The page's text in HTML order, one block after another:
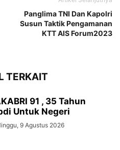
Panglima TNI Dan Kapolri
Susun Taktik Pengamanan
KTT AIS Forum2023
TERKAIT
91 , 35 Tahun
Untuk Negeri
9 Agustus 2026